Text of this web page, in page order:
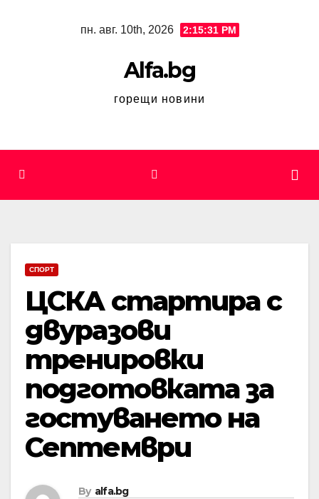
пн. авг. 10th, 2026 2:15:31 PM
Alfa.bg
горещи новини
СПОРТ
ЦСКА стартира с
двуразови
тренировки
подготовката за
гостуването на
Септември
By alfa.bg